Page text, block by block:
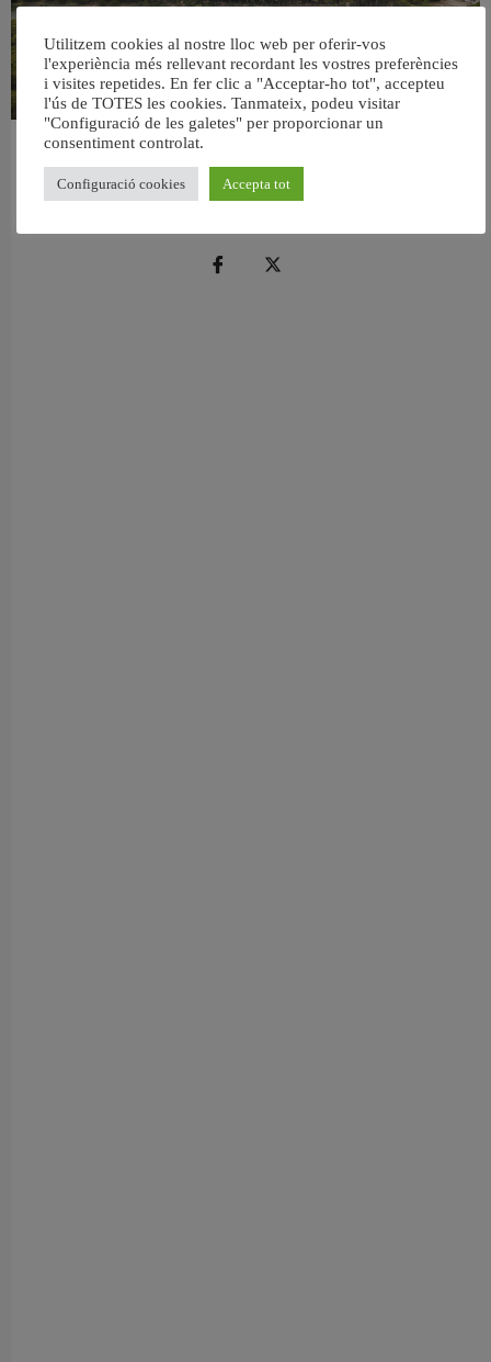
València retira prop de 15.000 litres de residus de la Devesa durant el mes de
6 agost, 2026
Utilitzem cookies al nostre lloc web per oferir-vos
l'experiència més rellevant recordant les vostres preferències
i visites repetides. En fer clic a "Acceptar-ho tot", accepteu
l'ús de TOTES les cookies. Tanmateix, podeu visitar
"Configuració de les galetes" per proporcionar un
consentiment controlat.
Configuració cookies Accepta tot